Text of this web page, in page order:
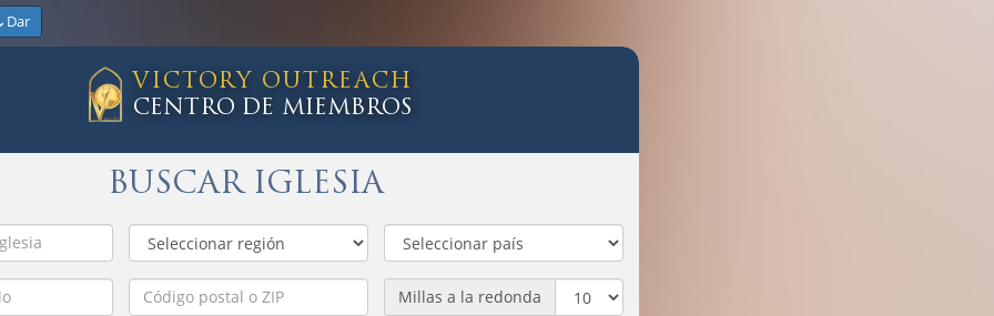
Dar
VICTORY OUTREACH
CENTRO DE MIEMBROS
BUSCAR IGLESIA
Millas a la redonda